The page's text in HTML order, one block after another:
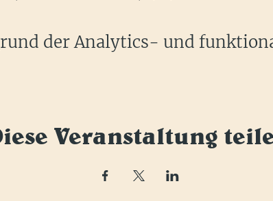
der Analytics- und
Veranstaltung